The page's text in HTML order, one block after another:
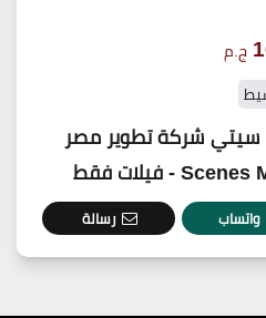
ج.م
سيتي شركة تطوير مصر
واتساب رسالة